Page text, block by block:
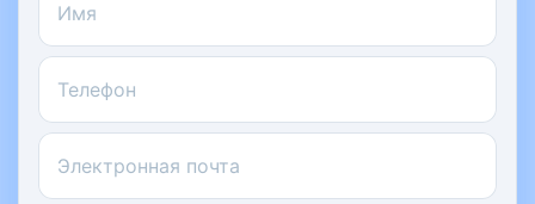
Имя
Телефон
Электронная почта